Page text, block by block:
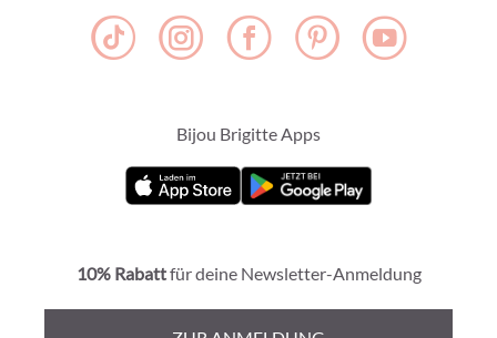
Bijou Brigitte Apps
10% Rabattfür deine Newsletter-Anmeldung